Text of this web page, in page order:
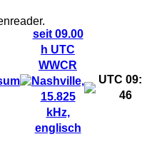
seit 09.00
h UTC
WWCR
Nashville,
15.825
kHz,
englisch
UTC
47